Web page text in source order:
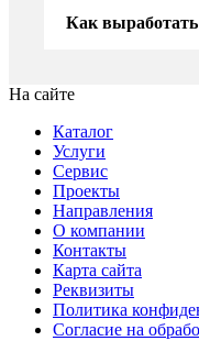
Как
На сайте
Каталог
Услуги
Сервис
Проекты
Направления
О компании
Контакты
Карта сайта
Реквизиты
Политика
Согласие на